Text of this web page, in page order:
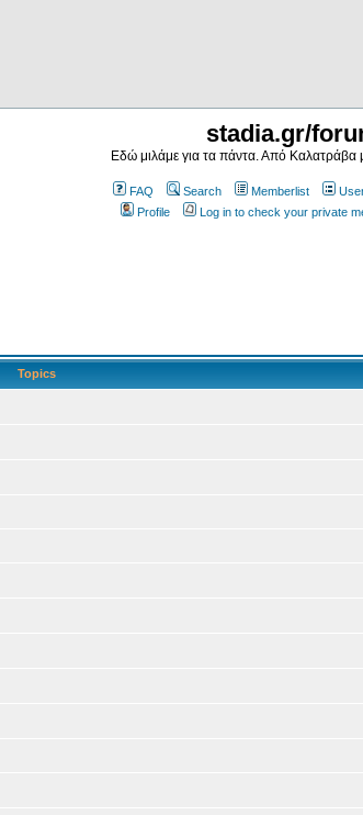
stadia.gr/
Εδώ μιλάμε για τα πάντα. Από Καλατράβα
FAQ Search Memberlist
Profile
Log in to check your private
Topics